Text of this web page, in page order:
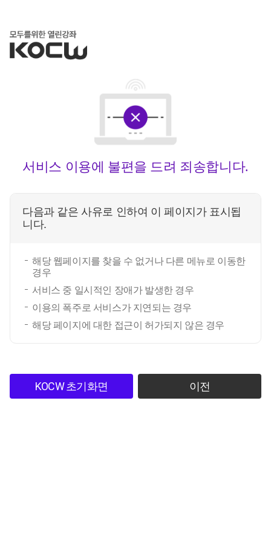
서비스 이용에 불편을 드려 죄송합니다.
다음과 같은 사유로 인하여 이 페이지가 표시됩
니다.
해당 웹페이지를 찾을 수 없거나 다른 메뉴로 이동한
경우
서비스 중 일시적인 장애가 발생한 경우
이용의 폭주로 서비스가 지연되는 경우
해당 페이지에 대한 접근이 허가되지 않은 경우
KOCW 초기화면 이전